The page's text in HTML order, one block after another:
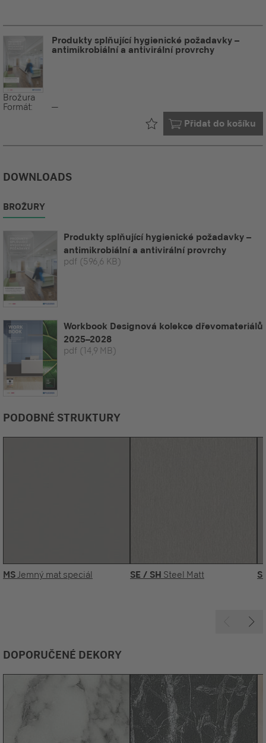
Produkty splňující hygienické požadavky –
antimikrobiální a antivirální provrchy
Brožura
Formát:
--
Přidat do košíku
Již ve vašem
DOWNLOADS
BROŽURY
Produkty splňující hygienické požadavky –
antimikrobiální a antivirální provrchy
pdf (596,6 KB)
Workbook Designová kolekce dřevomateriálů
2025–2028
pdf (14,9 MB)
PODOBNÉ STRUKTURY
MSJemný mat speciál SE / SH Steel Matt
DOPORUČENÉ DEKORY